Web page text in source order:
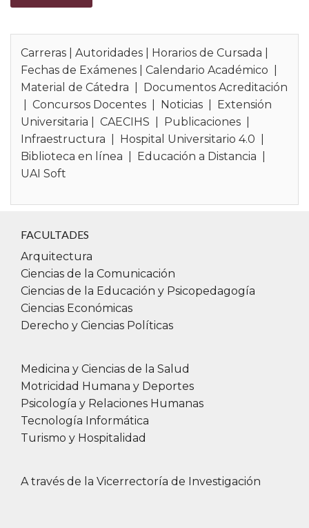
Carreras |Autoridades Horarios de Cursada
Fechas de Exámenes |Calendario Académico
Material de Cátedra
Documentos Acreditación
|Concursos Docentes Noticias
Extensión
Universitaria |CAECIHS Publicaciones
Infraestructura
Hospital Universitario 4.0
Biblioteca en línea
Educación a Distancia
UAI Soft
FACULTADES
Arquitectura
Ciencias de la Comunicación
Ciencias de la Educación y Psicopedagogía
Ciencias Económicas
Derecho y Ciencias Políticas
Medicina y Ciencias de la Salud
Motricidad Humana y Deportes
Psicología y Relaciones Humanas
Tecnología Informática
Turismo y Hospitalidad
A través de la Vicerrectoría de Investigación